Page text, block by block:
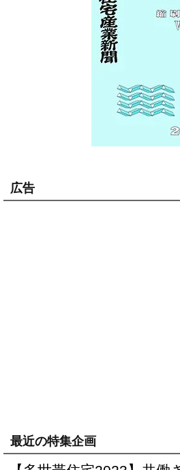
広告
最近の特集企画